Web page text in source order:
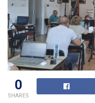
0
SHARES